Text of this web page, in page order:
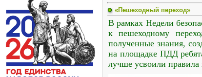
«Пешеходный переход»
В рамках Недели
к пешеходному
полученные знания,
на площадке ПДД
лучше усвоили правила